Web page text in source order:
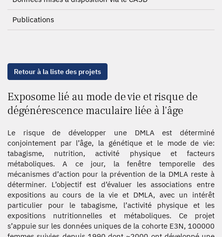
Publications
Retour à la liste des projets
Exposome lié au mode de vie et risque de
dégénérescence maculaire liée à l'âge
Le risque de développer une DMLA est déterminé
conjointement par l’âge, la génétique et le mode de vie:
tabagisme, nutrition, activité physique et facteurs
métaboliques. A ce jour, la fenêtre temporelle des
mécanismes d’action pour la prévention de la DMLA reste à
déterminer. L’objectif est d’évaluer les associations entre
expositions au cours de la vie et DMLA, avec un intérêt
particulier pour le tabagisme, l’activité physique et les
expositions nutritionnelles et métaboliques. Ce projet
s’appuie sur les données uniques de la cohorte E3N, 100000